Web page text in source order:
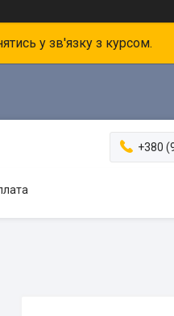
у зв'язку з курсом.
+380